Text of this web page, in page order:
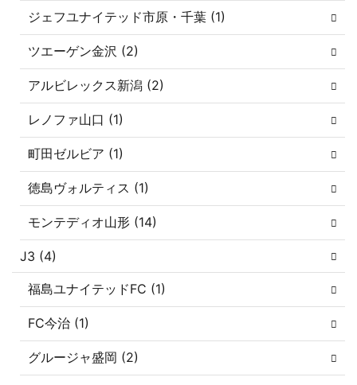
ジェフユナイテッド市原・千葉 (1)
ツエーゲン金沢 (2)
アルビレックス新潟 (2)
レノファ山口 (1)
町田ゼルビア (1)
徳島ヴォルティス (1)
モンテディオ山形 (14)
J3 (4)
福島ユナイテッドFC (1)
FC今治 (1)
グルージャ盛岡 (2)